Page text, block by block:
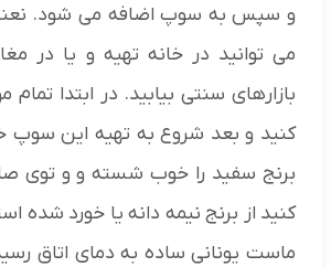
و سپس به سوپ اضافه می شود.
می توانید در خانه تهیه و یا در
بازارهای سنتی بیابید. در ابتدا تمام
کنید و بعد شروع به تهیه این سوپ
برنج سفید را خوب شسته و و توی
کنید از برنج نیمه دانه یا خورد شده
ماست یونانی ساده به دمای اتاق